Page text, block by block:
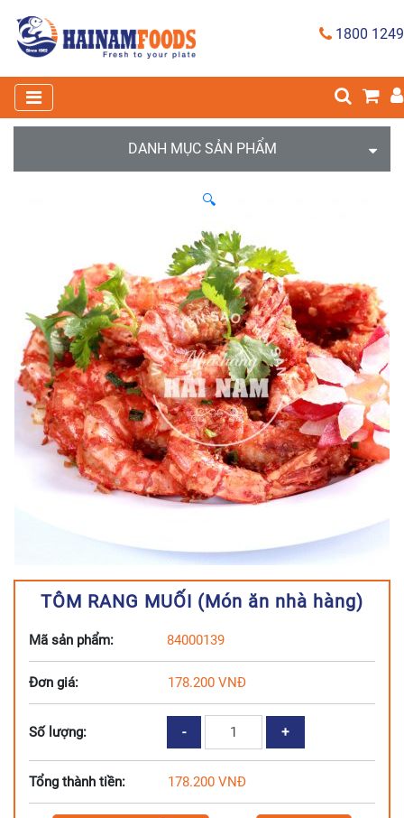
1800 1249
DANH MỤC SẢN PHẨM
🔍
TÔM RANG MUỐI (Món ăn nhà hàng)
Mã sản phẩm: 84000139
Đơn giá: 178.200 VNĐ
Số lượng:
MUỐI
(Món
ăn
Tổng thành tiền: 178.200 VNĐ